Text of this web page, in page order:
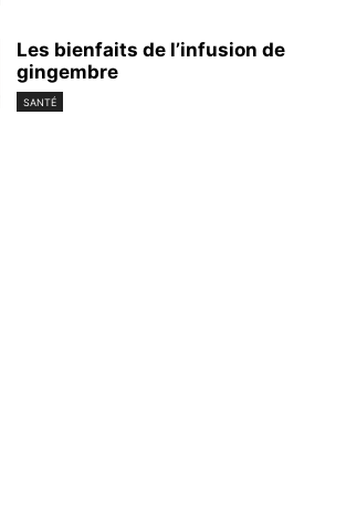
Les bienfaits de l’infusion de
gingembre
SANTÉ